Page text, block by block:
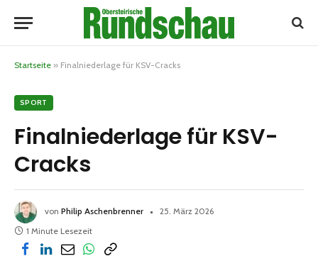
Startseite » Finalniederlage für KSV-Cracks
SPORT
Finalniederlage für KSV-
Cracks
von Philip Aschenbrenner
25. März 2026
1 Minute Lesezeit